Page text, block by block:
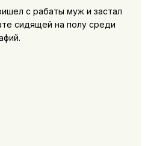
с рабаты муж и застал
сидящей на полу среди